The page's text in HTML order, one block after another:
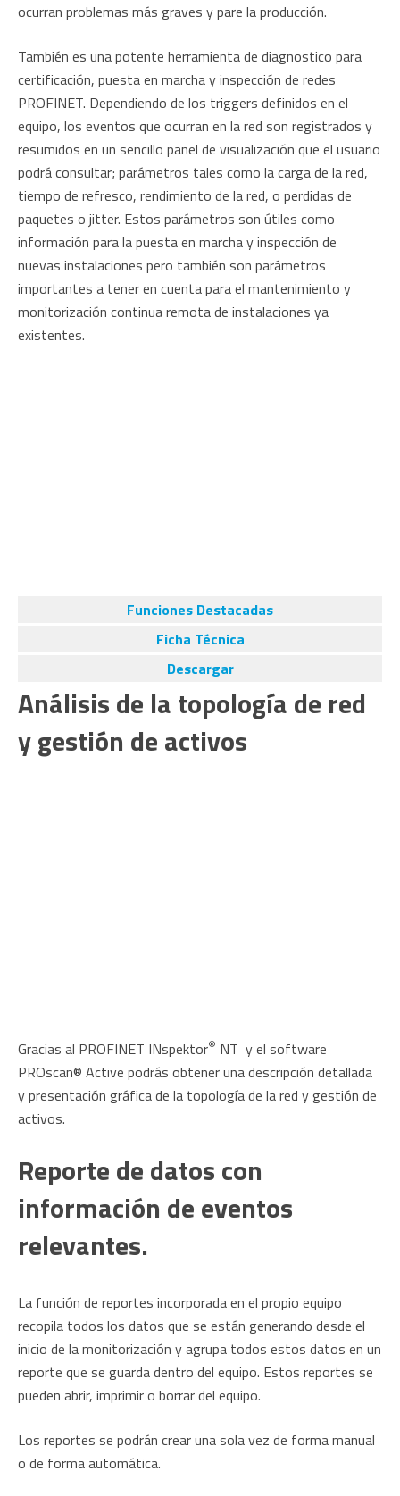
ocurran problemas más graves y pare la producción.
También es una potente herramienta de diagnostico para
certificación, puesta en marcha y inspección de redes
PROFINET. Dependiendo de los triggers definidos en el
equipo, los eventos que ocurran en la red son registrados y
resumidos en un sencillo panel de visualización que el usuario
podrá consultar; parámetros tales como la carga de la red,
tiempo de refresco, rendimiento de la red, o perdidas de
paquetes o jitter. Estos parámetros son útiles como
información para la puesta en marcha y inspección de
nuevas instalaciones pero también son parámetros
importantes a tener en cuenta para el mantenimiento y
monitorización continua remota de instalaciones ya
existentes.
Funciones Destacadas
Ficha Técnica
Descargar
Análisis de la topología de red
y gestión de activos
Gracias al PROFINET INspektor® NT y el software
PROscan® Active podrás obtener una descripción detallada
y presentación gráfica de la topología de la red y gestión de
activos.
Reporte de datos con
información de eventos
relevantes.
La función de reportes incorporada en el propio equipo
recopila todos los datos que se están generando desde el
inicio de la monitorización y agrupa todos estos datos en un
reporte que se guarda dentro del equipo. Estos reportes se
pueden abrir, imprimir o borrar del equipo.
Los reportes se podrán crear una sola vez de forma manual
o de forma automática.